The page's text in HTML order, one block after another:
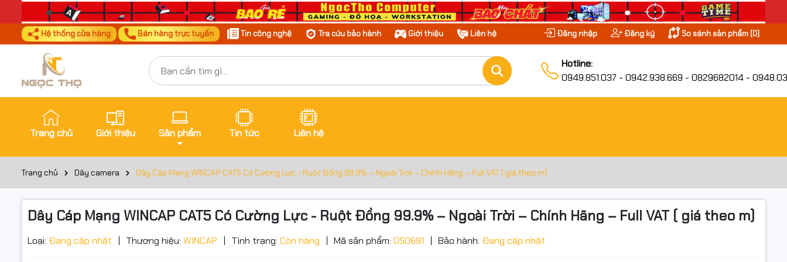
Hệ thống cửa hàng Bán hàng trực tuyến Tin công nghệ Tra cứu bảo hành Giới thiệu Liên hệ Đăng nhập Đăng ký So sánh sản phẩm (0)
Hotline:
0949.851.037 - 0942.938.669 - 0829682014 -
Trang chủ Giới thiệu Sản phẩm Tin tức Liên hệ
Trang chủ Dây camera Dây Cáp Mạng WINCAP CAT5 Có Cường Lực - Ruột Đồng 99.9% – Ngoài Trời – Chính Hãng – Full VAT ( giá theo m)
Dây Cáp Mạng WINCAP CAT5 Có Cường Lực - Ruột Đồng 99.9% – Ngoài Trời – Chính Hãng – Full VAT ( giá theo m)
Loại: Đang cập nhật Thương hiệu: WINCAP Tình trạng: Còn hàng Mã sản phẩm: 050691 Bảo hành: Đang cập nhật